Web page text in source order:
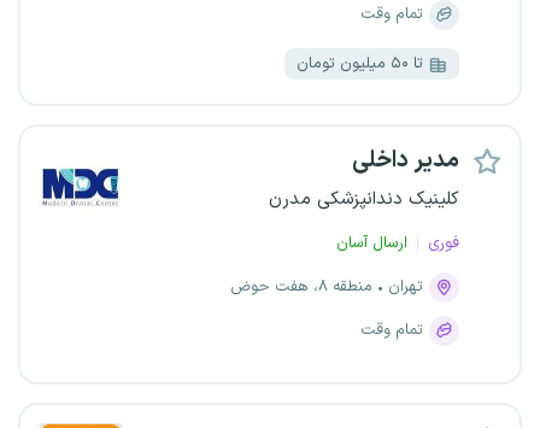
تمام وقت
تا ۵۰ میلیون تومان
مدیر داخلی
کلینیک دندانپزشکی مدرن
فوری
ارسال آسان
تهران
منطقه ۸، هفت حوض
تمام وقت